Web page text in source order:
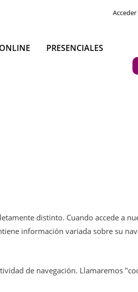
Acceder
ONLINE PRESENCIALES
distinto. Cuando accede a
información variada sobre su
de navegación. Llamaremos